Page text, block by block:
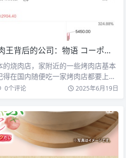
背后的公司：物语 コーポレーション 3097
的烧肉店，家附近的一些烤肉店基本
得在国内随便吃一家烤肉店都要上
…
0个评论 2025年6月19日